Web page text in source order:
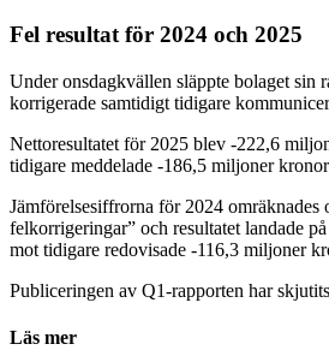
Fel resultat för 2024 och 2025
Under onsdagkvällen släppte bolaget sin
korrigerade samtidigt tidigare
Nettoresultatet för 2025 blev -222,6
tidigare meddelade -186,5 miljoner
Jämförelsesiffrorna för 2024
felkorrigeringar” och resultatet landade
mot tidigare redovisade -116,3 miljoner
Publiceringen av Q1-rapporten har
Läs mer